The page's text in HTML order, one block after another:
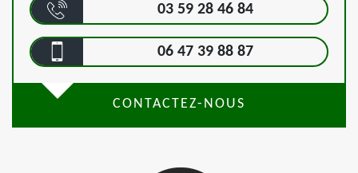
03 59 28 46 84
06 47 39 88 87
CONTACTEZ-NOUS